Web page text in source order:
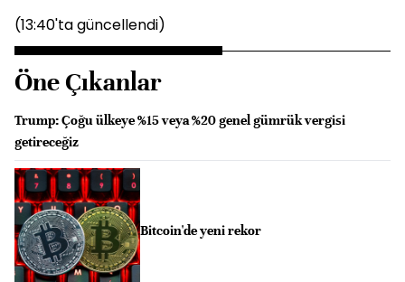
(13:40'ta güncellendi)
Öne Çıkanlar
Trump: Çoğu ülkeye %15 veya %20 genel gümrük vergisi
getireceğiz
Bitcoin'de yeni rekor